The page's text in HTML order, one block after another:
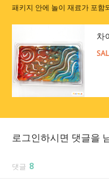
패키지 안에 놀이 재료가 포함
차
로그인하시면 댓글을
댓글 8